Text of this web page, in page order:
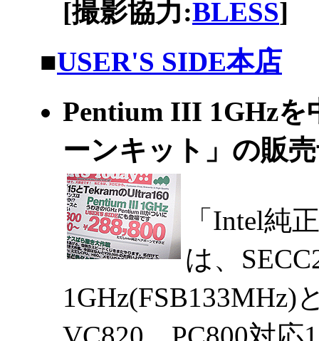
[撮影協力:BLESS]
■USER'S SIDE本店
Pentium III 1GHzを
ーンキット」の販
「Intel純
は、
1GHz(FSB133MHz)